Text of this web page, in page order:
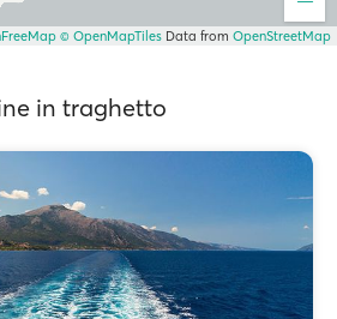
© OpenMapTiles Data from OpenStreetMap
in traghetto